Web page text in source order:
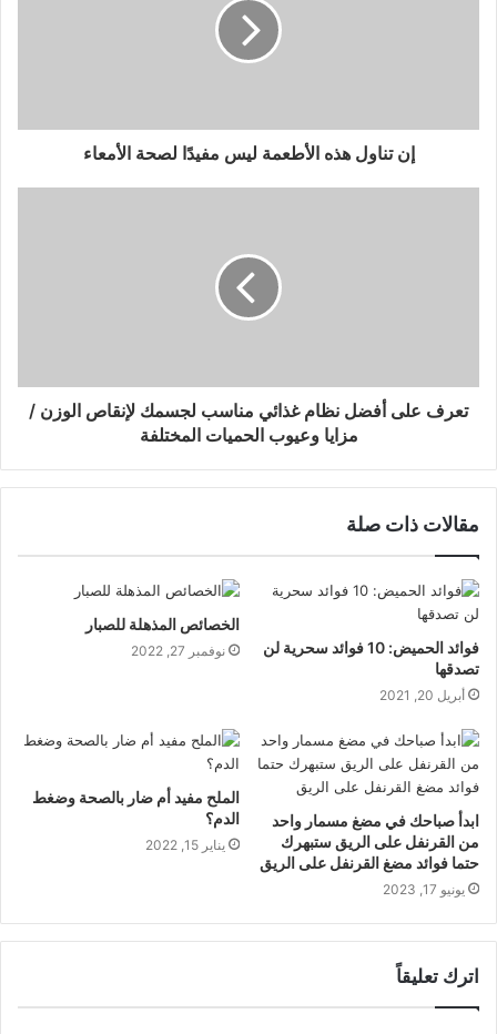
إن تناول هذه الأطعمة ليس مفيدًا لصحة الأمعاء
تعرف على أفضل نظام غذائي مناسب لجسمك لإنقاص الوزن /
مزايا وعيوب الحميات المختلفة
مقالات ذات صلة
فوائد الحميض: 10 فوائد سحرية لن
تصدقها
أبريل 20, 2021
الخصائص المذهلة للصبار
نوفمبر 27, 2022
ابدأ صباحك في مضغ مسمار واحد
من القرنفل على الريق ستبهرك
حتما فوائد مضغ القرنفل على الريق
يونيو 17, 2023
الملح مفيد أم ضار بالصحة وضغط
الدم؟
يناير 15, 2022
اترك تعليقاً